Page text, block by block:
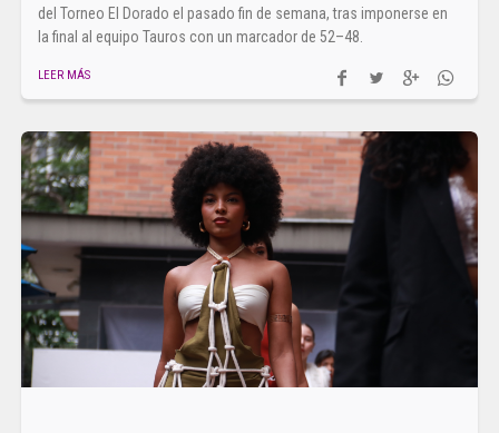
del Torneo El Dorado el pasado fin de semana, tras imponerse en
la final al equipo Tauros con un marcador de 52–48.
LEER MÁS